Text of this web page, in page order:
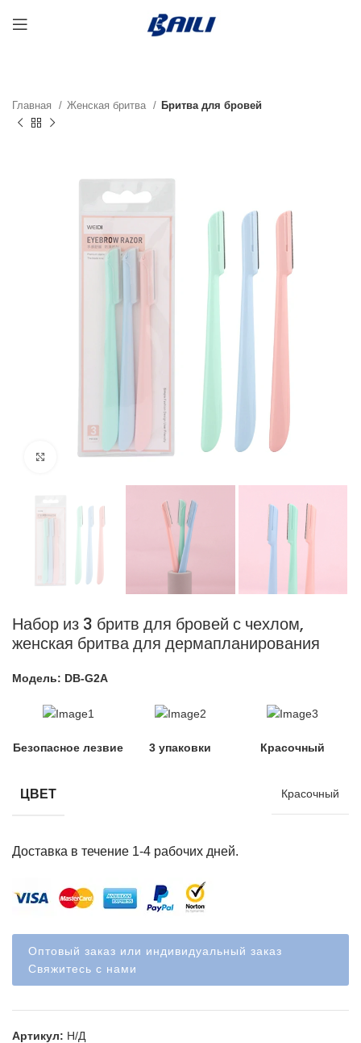
Главная Женская бритва Бритва для бровей
нажмите, чтобы увеличить
Набор из 3 бритв для бровей с чехлом,
женская бритва для дермапланирования
Модель: DB-G2A
Безопасное лезвие 3 упаковки Красочный
ЦВЕТ Красочный
Доставка в течение 1-4 рабочих дней.
Оптовый заказ или индивидуальный заказ
Свяжитесь с нами
Артикул: Н/Д